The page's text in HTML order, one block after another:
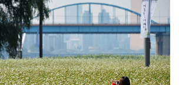
사 경
하
기
하
기